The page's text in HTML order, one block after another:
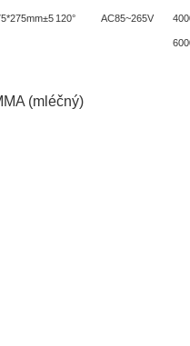
120° AC85~265V
(mléčný)